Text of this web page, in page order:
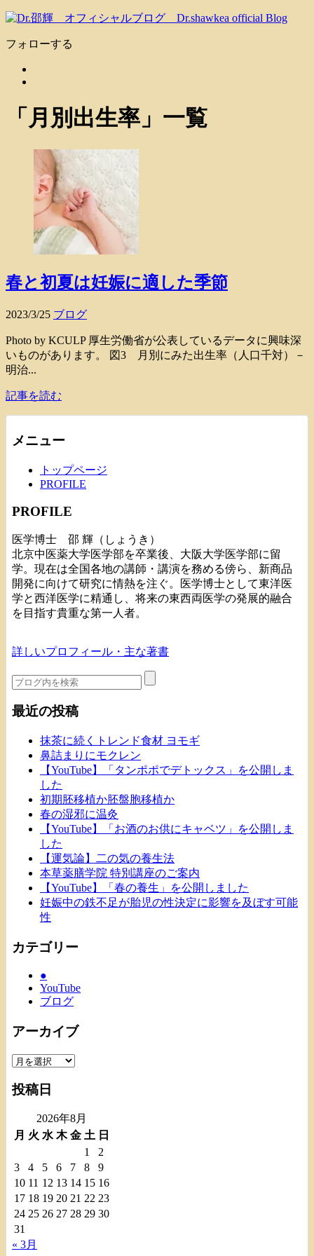
フォローする
「 月別出生率 」 一覧
春と初夏は妊娠に適した季節
2023/3/25 ブログ
Photo by KCULP 厚生労働省が公表しているデータに興味深
いものがあります。 図3 月別にみた出生率（人口千対）－
明治...
記事を読む
メニュー
トップページ
PROFILE
PROFILE
医学博士 邵 輝（しょうき）
北京中医薬大学医学部を卒業後、大阪大学医学部に留
学。現在は全国各地の講師・講演を務める傍ら、新商品
開発に向けて研究に情熱を注ぐ。医学博士として東洋医
学と西洋医学に精通し、将来の東西両医学の発展的融合
を目指す貴重な第一人者。
詳しいプロフィール・主な著書
最近の投稿
抹茶に続くトレンド食材 ヨモギ
鼻詰まりにモクレン
【YouTube】「タンポポでデトックス」を公開しま
した
初期胚移植か胚盤胞移植か
春の湿邪に温灸
【YouTube】「お酒のお供にキャベツ」を公開しま
した
【運気論】二の気の養生法
本草薬膳学院 特別講座のご案内
【YouTube】「春の養生」を公開しました
妊娠中の鉄不足が胎児の性決定に影響を及ぼす可能
性
カテゴリー
●
YouTube
ブログ
アーカイブ
ア
カ
投稿日
2026年8月
月 火 水 木 金 土 日
1
2
3
4 5 6 7 8
9
10 11 12 13 14 15 16
17 18 19 20 21 22 23
24 25 26 27 28 29 30
31
« 3月